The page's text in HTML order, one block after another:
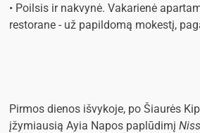
• Poilsis ir nakvynė. Vakarienė
restorane - už papildomą mokestį,
Pirmos dienos išvykoje, po Šiaurės
įžymiausią Ayia Napos paplūdimį